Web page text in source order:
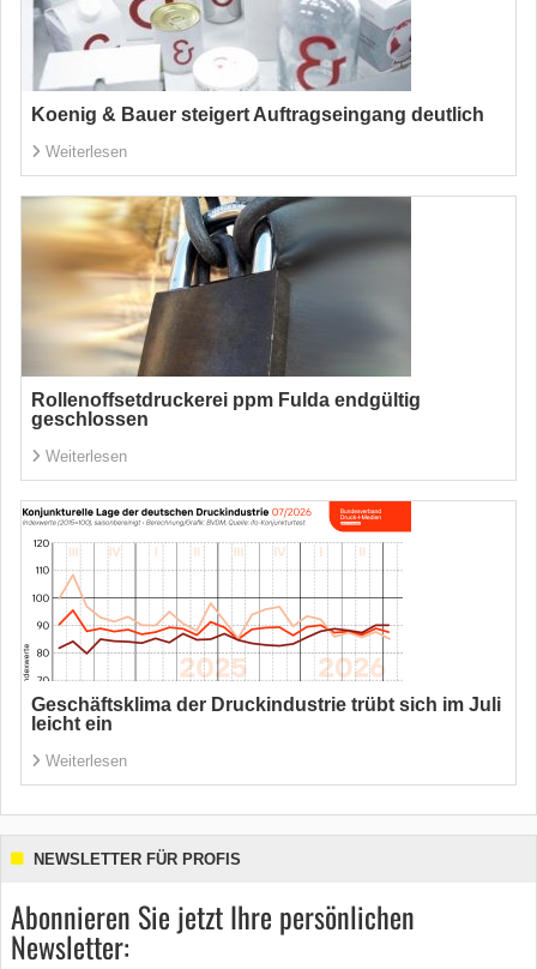
Koenig & Bauer steigert Auftragseingang deutlich
Weiterlesen
Rollenoffsetdruckerei ppm Fulda endgültig
geschlossen
Weiterlesen
Geschäftsklima der Druckindustrie trübt sich im Juli
leicht ein
Weiterlesen
NEWSLETTER FÜR PROFIS
Abonnieren Sie jetzt Ihre persönlichen
Newsletter: